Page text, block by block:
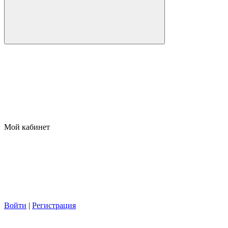
Мой кабинет
Войти | Регистрация